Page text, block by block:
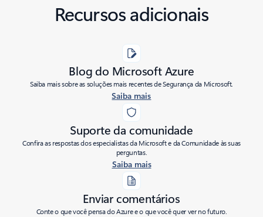
Recursos adicionais
Blog do Microsoft Azure
Saiba mais sobre as soluções mais recentes de Segurança da Microsoft.
Saiba mais
Suporte da comunidade
Confira as respostas dos especialistas da Microsoft e da Comunidade às suas
perguntas.
Saiba mais
Enviar comentários
Conte o que você pensa do Azure e o que você quer ver no futuro.